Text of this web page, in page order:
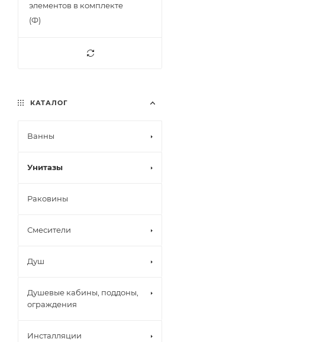
элементов в комплекте
(Ф)
КАТАЛОГ
Ванны
Унитазы
Раковины
Смесители
Душ
Душевые кабины, поддоны,
ограждения
Инсталляции